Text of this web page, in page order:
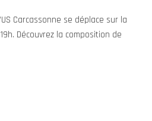
Carcassonne se déplace sur la
Découvrez la composition de